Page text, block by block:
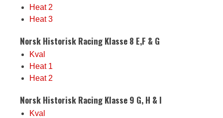
Heat 2
Heat 3
Norsk Historisk Racing Klasse 8 E,F & G
Kval
Heat 1
Heat 2
Norsk Historisk Racing Klasse 9 G, H & I
Kval